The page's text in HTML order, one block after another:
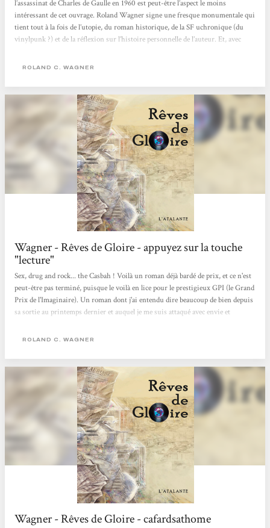
l’assassinat de Charles de Gaulle en 1960 est peut-être l’aspect le moins
intéressant de cet ouvrage. Roland Wagner signe une fresque monumentale qui
tient tout à la fois de l’utopie, du roman historique, de la SF uchronique (du
vinylpunk ?) et de la réflexion sur l’histoire personnelle de l’auteur. Et, avec
maîtrisé l’art de ficeler une scène sans mots inutiles, percutante ou émouvante
ROLAND C. WAGNER
Wagner - Rêves de Gloire - appuyez sur la touche
"lecture"
Sex, drug and rock... the Casbah ! Voilà un roman déjà bardé de prix, et ce n'est
peut-être pas terminé, puisque le voilà en lice pour le prestigieux GPI (le Grand
Prix de l'Imaginaire). Un roman dont j'ai entendu dire beaucoup de bien depuis
sa sortie au printemps dernier et auquel je me suis attaqué avec envie et
Roland C. Wagner (en grand format chez l'Atalante), ne se dévorent pas d'une
intense, complexe mais passionnante, un roman...
ROLAND C. WAGNER
Wagner - Rêves de Gloire - cafardsathome